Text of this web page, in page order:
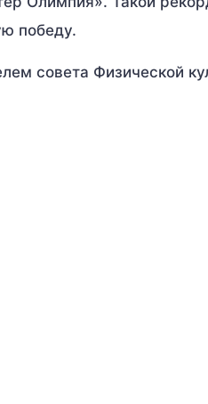
победу.
совета Физической